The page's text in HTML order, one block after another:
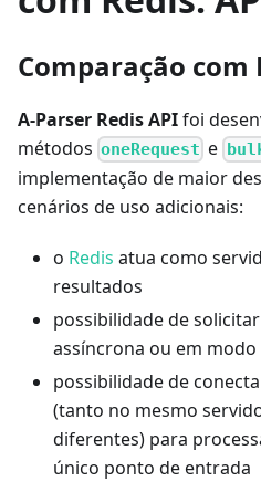
Comparação com
A-Parser Redis APIfoi
métodos oneRequest e
implementação de maior
cenários de uso adicionais:
o Redis atua como
resultados
possibilidade de
assíncrona ou em
possibilidade de
(tanto no mesmo
diferentes) para
único ponto de entrada